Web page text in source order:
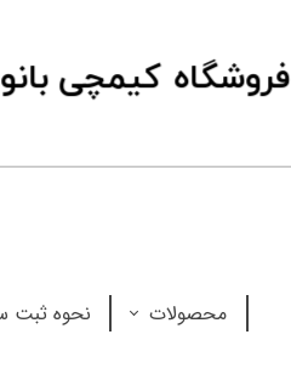
فروشگاه کیمچی بانو
محصولات
نحوه ثبت